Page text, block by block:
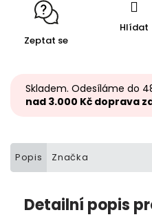
Zeptat se
Hlídat
Skladem. Odesíláme do
nad 3.000 Kč doprava
Popis Značka
Detailní popis